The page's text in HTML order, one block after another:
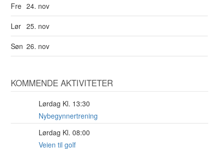
Fre 24. nov
Lør 25. nov
Søn 26. nov
KOMMENDE AKTIVITETER
Lørdag Kl. 13:30
Nybegynnertrening
Lørdag Kl. 08:00
Veien til golf